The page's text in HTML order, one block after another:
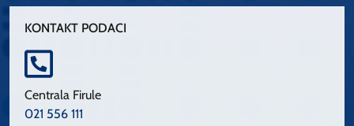
KONTAKT PODACI
Centrala Firule
021 556 111